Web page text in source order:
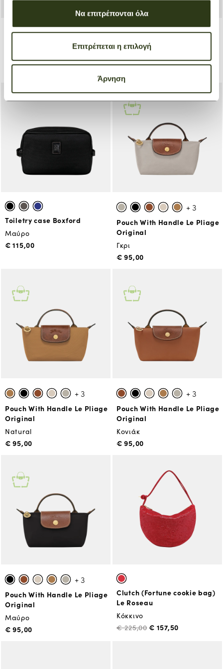
Να επιτρέπονται όλα
Επιτρέπεται η επιλογή
Άρνηση
Pouch Le Pliage Energy
Πράσινο
Pouch Le Pliage Energy
Μαύρο
Toiletry case Boxford
Μαύρο
€ 115,00
+ 3
Pouch With Handle Le Pliage
Original
Γκρι
€ 95,00
+ 3
Pouch With Handle Le Pliage
Original
Natural
€ 95,00
+ 3
Pouch With Handle Le Pliage
Original
Κονιάκ
€ 95,00
+ 3
Pouch With Handle Le Pliage
Original
Μαύρο
€ 95,00
Clutch (Fortune cookie bag)
Le Roseau
Κόκκινο
€ 225,00€ 157,50